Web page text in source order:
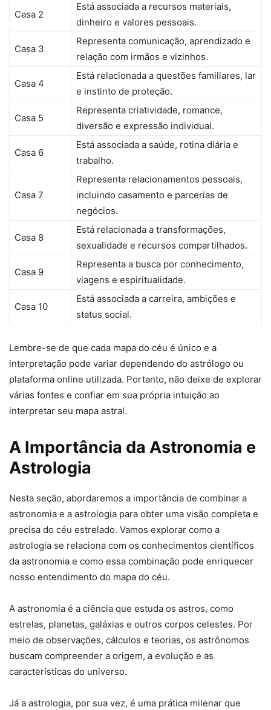
Casa 2
Está associada a recursos materiais,
dinheiro e valores pessoais.
Casa 3
Representa comunicação, aprendizado e
relação com irmãos e vizinhos.
Casa 4
Está relacionada a questões familiares, lar
e instinto de proteção.
Casa 5
Representa criatividade, romance,
diversão e expressão individual.
Casa 6
Está associada a saúde, rotina diária e
trabalho.
Casa 7
Representa relacionamentos pessoais,
incluindo casamento e parcerias de
negócios.
Casa 8
Está relacionada a transformações,
sexualidade e recursos compartilhados.
Casa 9
Representa a busca por conhecimento,
viagens e espiritualidade.
Casa 10
Está associada a carreira, ambições e
status social.
Lembre-se de que cada mapa do céu é único e a
interpretação pode variar dependendo do astrólogo ou
plataforma online utilizada. Portanto, não deixe de explorar
várias fontes e confiar em sua própria intuição ao
interpretar seu mapa astral.
A Importância da Astronomia e
Astrologia
Nesta seção, abordaremos a importância de combinar a
astronomia e a astrologia para obter uma visão completa e
precisa do céu estrelado. Vamos explorar como a
astrologia se relaciona com os conhecimentos científicos
da astronomia e como essa combinação pode enriquecer
nosso entendimento do mapa do céu.
A astronomia é a ciência que estuda os astros, como
estrelas, planetas, galáxias e outros corpos celestes. Por
meio de observações, cálculos e teorias, os astrônomos
buscam compreender a origem, a evolução e as
características do universo.
Já a astrologia, por sua vez, é uma prática milenar que